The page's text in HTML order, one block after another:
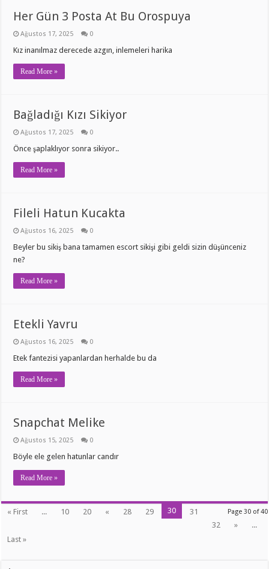
Her Gün 3 Posta At Bu Orospuya
Ağustos 17, 2025 0
Kız inanılmaz derecede azgın, inlemeleri harika
Read More »
Bağladığı Kızı Sikiyor
Ağustos 17, 2025 0
Önce şaplaklıyor sonra sikiyor..
Read More »
Fileli Hatun Kucakta
Ağustos 16, 2025 0
Beyler bu sikiş bana tamamen escort sikişi gibi geldi sizin düşünceniz
ne?
Read More »
Etekli Yavru
Ağustos 16, 2025 0
Etek fantezisi yapanlardan herhalde bu da
Read More »
Snapchat Melike
Ağustos 15, 2025 0
Böyle ele gelen hatunlar candır
Read More »
Page 30 of 40
« First ... 10 20 « 28 29 30
31
32
»
...
Last »